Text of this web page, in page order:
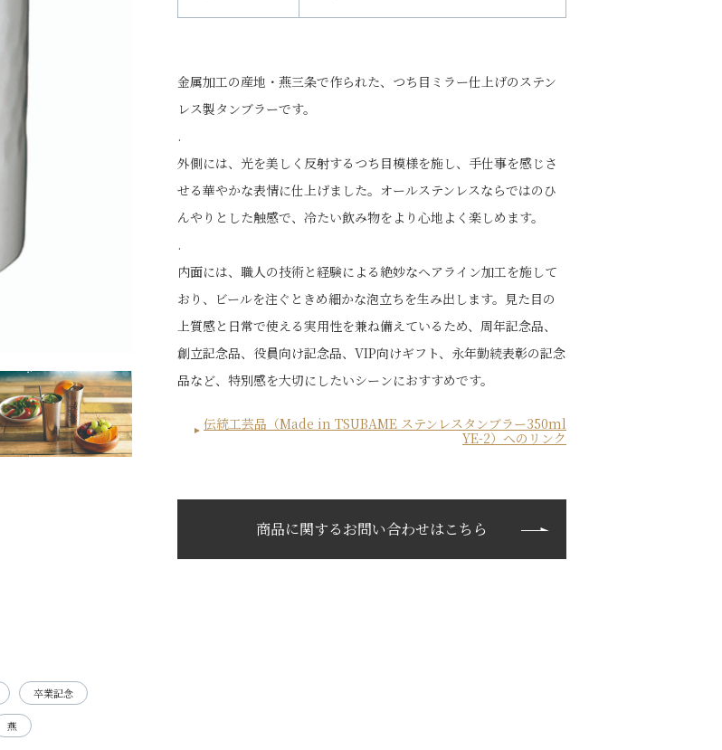
卒業記念
燕
金属加工の産地・燕三条で作られた、つち目ミラー仕上げのステン
レス製タンブラーです。
.
外側には、光を美しく反射するつち目模様を施し、手仕事を感じさ
せる華やかな表情に仕上げました。オールステンレスならではのひ
んやりとした触感で、冷たい飲み物をより心地よく楽しめます。
.
内面には、職人の技術と経験による絶妙なヘアライン加工を施して
おり、ビールを注ぐときめ細かな泡立ちを生み出します。見た目の
上質感と日常で使える実用性を兼ね備えているため、周年記念品、
創立記念品、役員向け記念品、VIP向けギフト、永年勤続表彰の記念
品など、特別感を大切にしたいシーンにおすすめです。
伝統工芸品（Made in TSUBAME ステンレスタンブラー350ml
YE-2）へのリンク
商品に関するお問い合わせはこちら